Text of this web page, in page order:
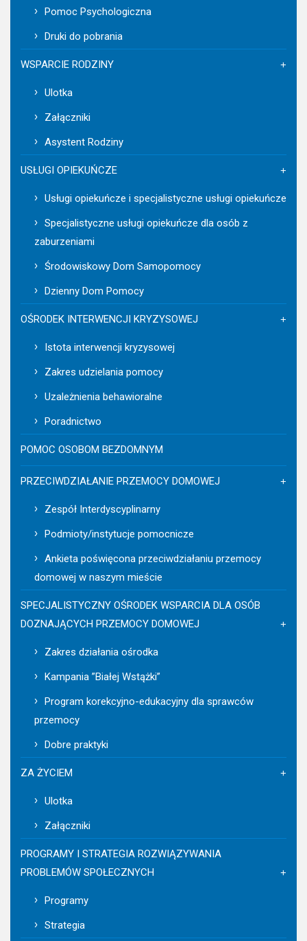
Pomoc Psychologiczna
Druki do pobrania
WSPARCIE RODZINY
Ulotka
Załączniki
Asystent Rodziny
USŁUGI OPIEKUŃCZE
Usługi opiekuńcze i specjalistyczne usługi opiekuńcze
Specjalistyczne usługi opiekuńcze dla osób z
zaburzeniami
Środowiskowy Dom Samopomocy
Dzienny Dom Pomocy
OŚRODEK INTERWENCJI KRYZYSOWEJ
Istota interwencji kryzysowej
Zakres udzielania pomocy
Uzależnienia behawioralne
Poradnictwo
POMOC OSOBOM BEZDOMNYM
PRZECIWDZIAŁANIE PRZEMOCY DOMOWEJ
Zespół Interdyscyplinarny
Podmioty/instytucje pomocnicze
Ankieta poświęcona przeciwdziałaniu przemocy
domowej w naszym mieście
SPECJALISTYCZNY OŚRODEK WSPARCIA DLA OSÓB
DOZNAJĄCYCH PRZEMOCY DOMOWEJ
Zakres działania ośrodka
Kampania ”Białej Wstążki”
Program korekcyjno-edukacyjny dla sprawców
przemocy
Dobre praktyki
ZA ŻYCIEM
Ulotka
Załączniki
PROGRAMY I STRATEGIA ROZWIĄZYWANIA
PROBLEMÓW SPOŁECZNYCH
Programy
Strategia